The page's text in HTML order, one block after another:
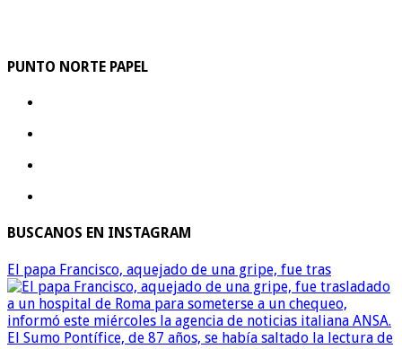
PUNTO NORTE PAPEL
BUSCANOS EN INSTAGRAM
El papa Francisco, aquejado de una gripe, fue tras